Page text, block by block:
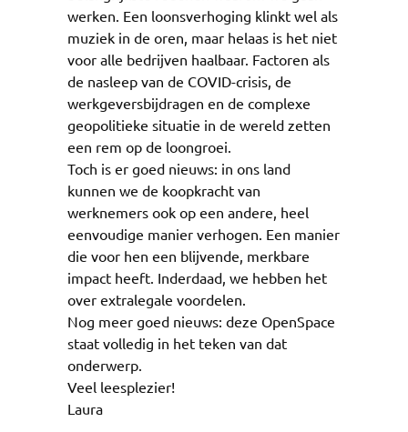
werken. Een loonsverhoging klinkt wel als
muziek in de oren, maar helaas is het niet
voor alle bedrijven haalbaar. Factoren als
de nasleep van de COVID-crisis, de
werkgeversbijdragen en de complexe
geopolitieke situatie in de wereld zetten
een rem op de loongroei.
Toch is er goed nieuws: in ons land
kunnen we de koopkracht van
werknemers ook op een andere, heel
eenvoudige manier verhogen. Een manier
die voor hen een blijvende, merkbare
impact heeft. Inderdaad, we hebben het
over extralegale voordelen.
Nog meer goed nieuws: deze OpenSpace
staat volledig in het teken van dat
onderwerp.
Veel leesplezier!
Laura